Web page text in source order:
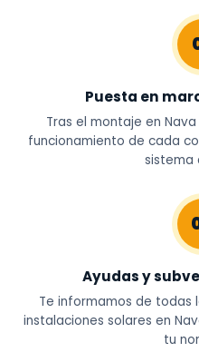
Puesta en
Tras el montaje en
funcionamiento de cada
sistema
Ayudas y
Te informamos de todas
instalaciones solares en
tu